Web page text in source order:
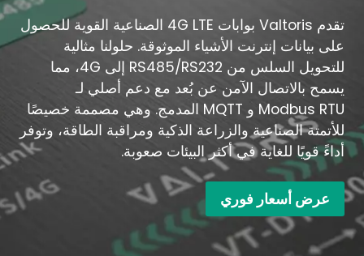
تقدم Valtoris بوابات 4G LTE الصناعية القوية للحصول
على بيانات إنترنت الأشياء الموثوقة. حلولنا مثالية
للتحويل السلس من RS485/RS232 إلى 4G، مما
يسمح بالاتصال الآمن عن بُعد مع دعم أصلي لـ
Modbus RTU و MQTT المدمج. وهي مصممة خصيصًا
للأتمتة الصناعية والزراعة الذكية ومراقبة الطاقة، وتوفر
أداءً قويًا للغاية في أكثر البيئات صعوبة.
عرض أسعار فوري